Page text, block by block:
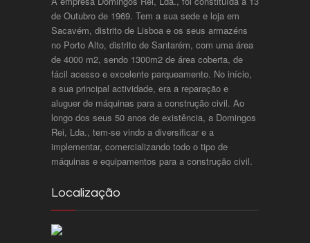
de Outubro de 1969. Tem a sua sede e loja em
Sacavém, distrito de Lisboa e os seus armazéns
no Porto Alto, distrito de Santarém, com uma área
de 4000 m2, sendo 1300m2 de área coberta, de
fácil acesso e excelente parqueamento. No início,
a sua principal actividade, era a reparação e
aluguer de máquinas para a construção civil. Ao
longo dos seus 50 anos de existência, a Domingos
Rei, Lda., tem-se vindo a diversificar e a
implementar, comercializando todo o tipo de
máquinas e equipamentos para a construção civil.
Localização